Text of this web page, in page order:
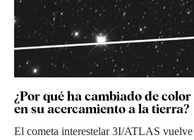
¿Por qué ha cambiado de
en su acercamiento a la tierra?
El cometa interestelar 3I/ATLAS vuelve